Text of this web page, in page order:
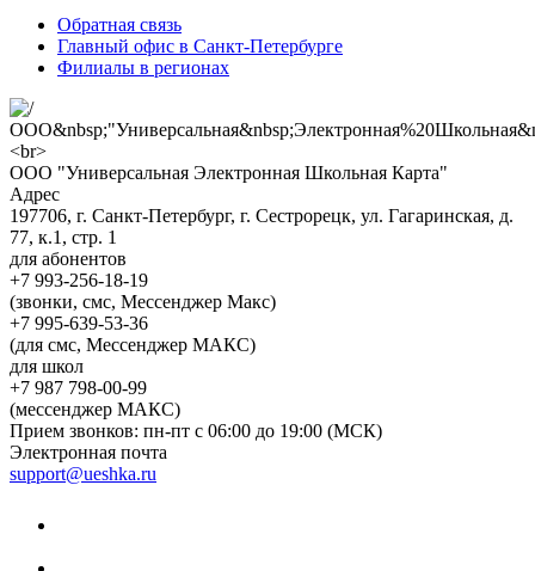
Обратная связь
Главный офис в Санкт-Петербурге
Филиалы в регионах
ООО "Универсальная Электронная Школьная Карта"
Адрес
197706, г. Санкт-Петербург, г. Сестрорецк, ул. Гагаринская, д.
77, к.1, стр. 1
для абонентов
+7 993-256-18-19
(звонки, смс, Мессенджер Макс)
+7 995-639-53-36
(для смс, Мессенджер МАКС)
для школ
+7 987 798-00-99
(мессенджер МАКС)
Прием звонков: пн-пт с 06:00 до 19:00 (МСК)
Электронная почта
support@ueshka.ru